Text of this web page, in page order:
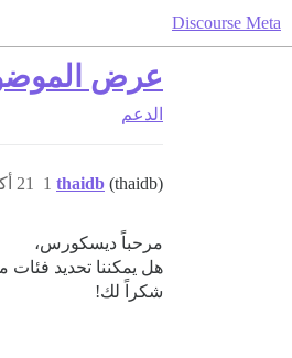
Discourse Meta
عرض الموضوع
الدعم
thaidb (thaidb) 21 أكتوبر 2022، 7:53ص 1
مرحباً ديسكورس،
هل يمكننا تحديد فئات
شكراً لك!